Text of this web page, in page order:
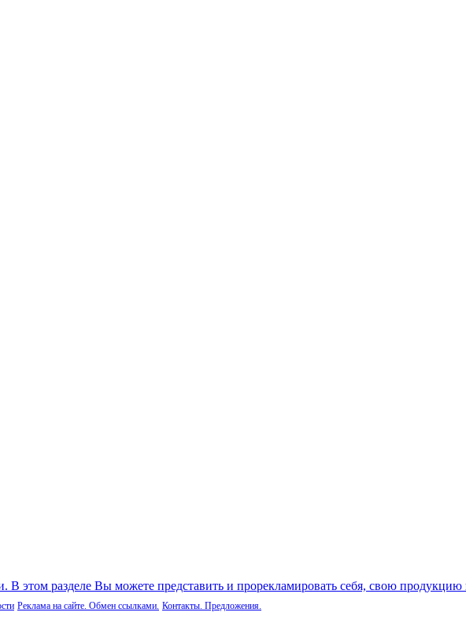
В этом разделе Вы можете представить и прорекламировать себя, свою продукцию
Реклама на сайте. Обмен ссылками. Контакты. Предложения.